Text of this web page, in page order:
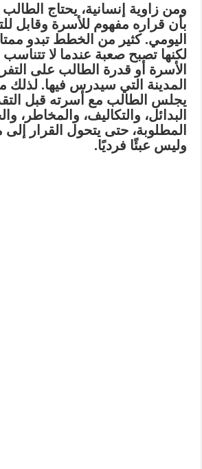
ومن زاوية إنسانية، يحتاج
بأن قراره مفهوم للأسرة وقابل
اليومي. كثير من الخطط تبدو
لكنها تصبح صعبة عندما لا تتناسب
الأسرة أو قدرة الطالب على
المدينة التي سيدرس فيها. لذلك
يجلس الطالب مع أسرته قبل
البدائل، والتكاليف، والمخاطر،
المطلوبة، حتى يتحول القرار
وليس عبئًا فرديًا.